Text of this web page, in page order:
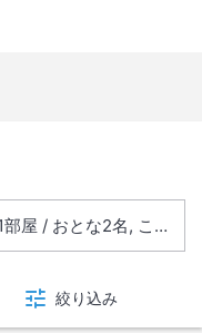
絞り込み